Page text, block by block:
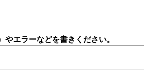
エラーなどを書きください。